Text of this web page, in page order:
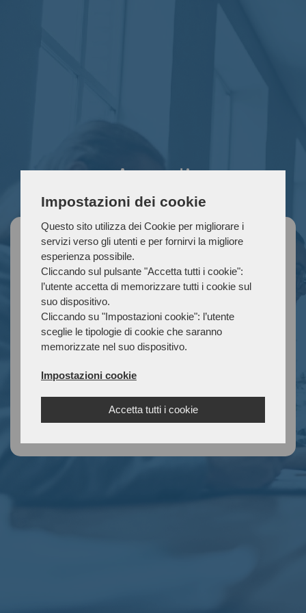
Impostazioni dei cookie
Questo sito utilizza dei Cookie per migliorare i
servizi verso gli utenti e per fornirvi la migliore
esperienza possibile.
Cliccando sul pulsante "Accetta tutti i cookie":
l’utente accetta di memorizzare tutti i cookie sul
suo dispositivo.
Cliccando su "Impostazioni cookie": l’utente
sceglie le tipologie di cookie che saranno
memorizzate nel suo dispositivo.
Impostazioni cookie
Accetta tutti i cookie
Accedi
Email:
Password: Non ricordi la password?
Accedi
Non hai un account?